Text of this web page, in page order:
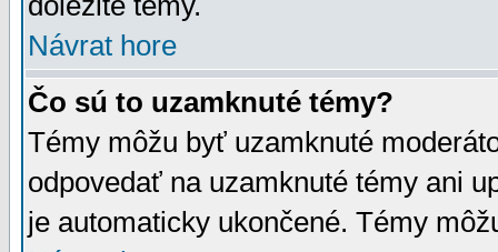
Návrat hore
Čo sú to uzamknuté témy?
Témy môžu byť uzamknuté
odpovedať na uzamknuté témy ani
je automaticky ukončené. Témy